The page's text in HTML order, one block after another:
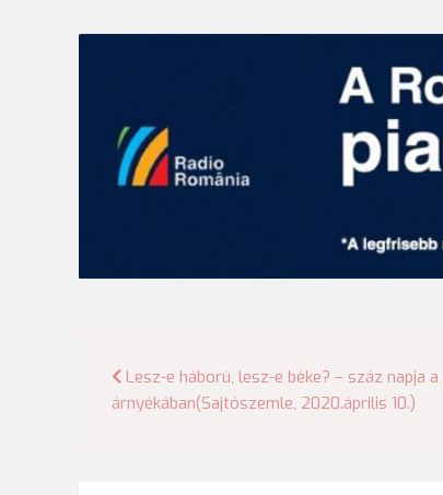
Bejegyzés
navigáció
Lesz-e háború, lesz-e béke? – száz napja a
árnyékában(Sajtószemle, 2020.április 10.)